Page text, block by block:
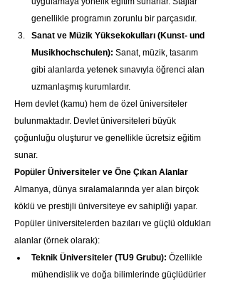
genellikle programın zorunlu bir parçasıdır.
Sanat ve Müzik Yüksekokulları (Kunst- und
Musikhochschulen): Sanat, müzik, tasarım
gibi alanlarda yetenek sınavıyla öğrenci alan
uzmanlaşmış kurumlardır.
Hem devlet (kamu) hem de özel üniversiteler
bulunmaktadır. Devlet üniversiteleri büyük
çoğunluğu oluşturur ve genellikle ücretsiz eğitim
sunar.
Popüler Üniversiteler ve Öne Çıkan Alanlar
Almanya, dünya sıralamalarında yer alan birçok
köklü ve prestijli üniversiteye ev sahipliği yapar.
Popüler üniversitelerden bazıları ve güçlü oldukları
alanlar (örnek olarak):
Teknik Üniversiteler (TU9 Grubu): Özellikle
mühendislik ve doğa bilimlerinde güçlüdürler